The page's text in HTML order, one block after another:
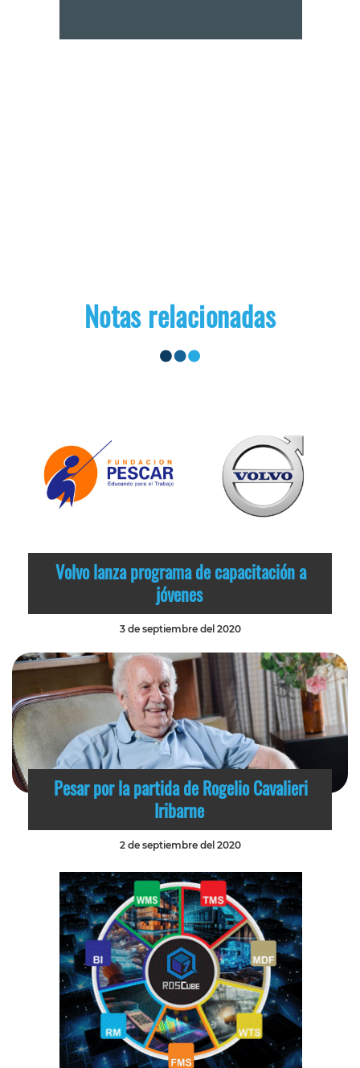
Notas relacionadas
Volvo lanza programa de capacitación a
jóvenes
3 de septiembre del 2020
Pesar por la partida de Rogelio Cavalieri
Iribarne
2 de septiembre del 2020